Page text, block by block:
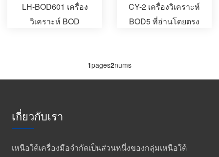
LH-BOD601 เครื่อง
วิเคราะห์ BOD
CY-2 เครื่องวิเคราะห์
BOD5 ที่อ่านโดยตรง
1pages2nums
เกี่ยวกับเรา
เหนือใต้เครื่องมือจำกัดเป็นส่วนหนึ่งของกลุ่มเหนือใต้